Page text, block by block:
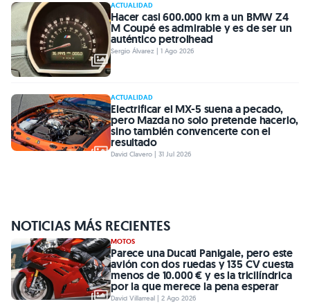
ACTUALIDAD
Hacer casi 600.000 km a un BMW Z4
M Coupé es admirable y es de ser un
auténtico petrolhead
Sergio Álvarez | 1 Ago 2026
ACTUALIDAD
Electrificar el MX-5 suena a pecado,
pero Mazda no solo pretende hacerlo,
sino también convencerte con el
resultado
David Clavero | 31 Jul 2026
NOTICIAS MÁS RECIENTES
MOTOS
Parece una Ducati Panigale, pero este
avión con dos ruedas y 135 CV cuesta
menos de 10.000 € y es la tricilíndrica
por la que merece la pena esperar
David Villarreal | 2 Ago 2026